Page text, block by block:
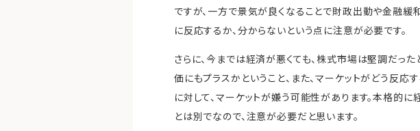
ですが、一方で景気が良くなることで財政出動や金融緩
に反応するか、分からないという点に注意が必要です。
さらに、今までは経済が悪くても、株式市場は堅調だっ
価にもプラスかということ、また、マーケットがどう反
に対して、マーケットが嫌う可能性があります。本格的
とは別でなので、注意が必要だと思います。